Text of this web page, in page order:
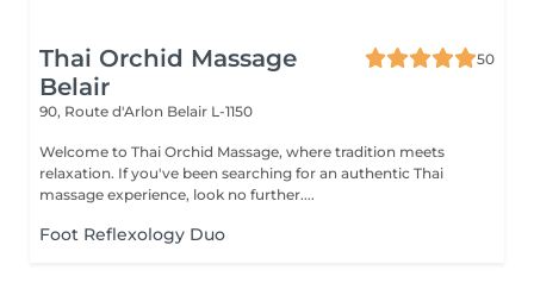
Thai Orchid Massage
Belair
50
90, Route d'Arlon Belair L-1150
Welcome to Thai Orchid Massage, where tradition meets
relaxation. If you've been searching for an authentic Thai
massage experience, look no further....
Foot Reflexology Duo